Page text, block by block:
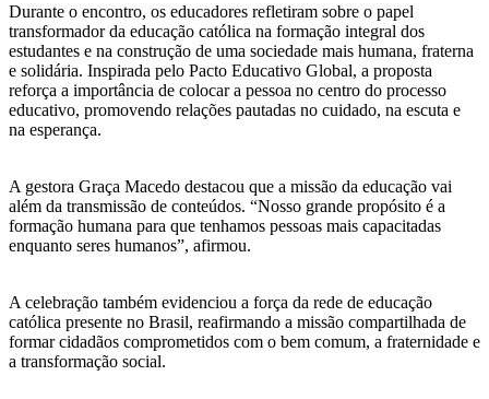
Durante o encontro, os educadores refletiram sobre o papel
transformador da educação católica na formação integral dos
estudantes e na construção de uma sociedade mais humana, fraterna
e solidária. Inspirada pelo Pacto Educativo Global, a proposta
reforça a importância de colocar a pessoa no centro do processo
educativo, promovendo relações pautadas no cuidado, na escuta e
na esperança.
A gestora Graça Macedo destacou que a missão da educação vai
além da transmissão de conteúdos. “Nosso grande propósito é a
formação humana para que tenhamos pessoas mais capacitadas
enquanto seres humanos”, afirmou.
A celebração também evidenciou a força da rede de educação
católica presente no Brasil, reafirmando a missão compartilhada de
formar cidadãos comprometidos com o bem comum, a fraternidade e
a transformação social.